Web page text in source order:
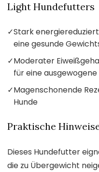
Light Hundefutters
✓Stark
eine gesunde
✓Moderater
für eine
✓Magenschonende
Hunde
Praktische
Dieses Hundefutter
die zu Übergewicht